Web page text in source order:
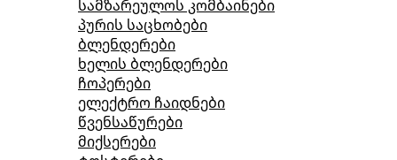
სამზარეულოს კომბაინები
პურის საცხობები
ბლენდერები
ხელის ბლენდერები
ჩოპერები
ელექტრო ჩაიდნები
წვენსაწურები
მიქსერები